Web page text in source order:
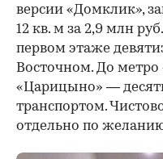
версии «Домклик»,
12 кв. м за 2,9 млн
первом этаже
Восточном. До
«Царицыно» —
транспортом.
отдельно по